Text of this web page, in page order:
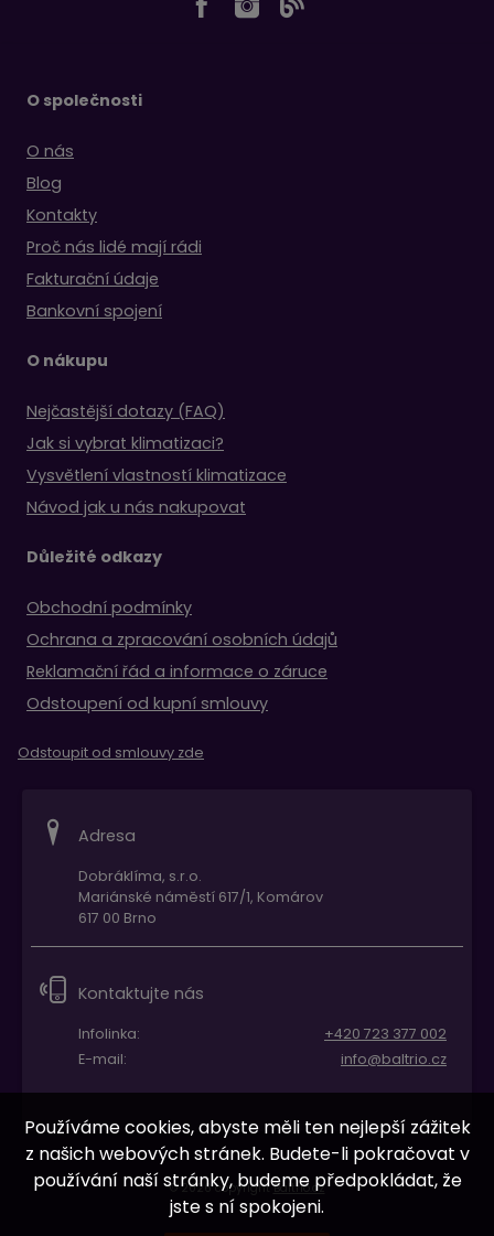
O společnosti
O nás
Blog
Kontakty
Proč nás lidé mají rádi
Fakturační údaje
Bankovní spojení
O nákupu
Nejčastější dotazy (FAQ)
Jak si vybrat klimatizaci?
Vysvětlení vlastností klimatizace
Návod jak u nás nakupovat
Důležité odkazy
Obchodní podmínky
Ochrana a zpracování osobních údajů
Reklamační řád a informace o záruce
Odstoupení od kupní smlouvy
Odstoupit od smlouvy zde
Adresa
Dobráklíma, s.r.o.
Mariánské náměstí 617/1, Komárov
617 00 Brno
Kontaktujte nás
Infolinka:
+420 723 377 002
E-mail:
info@baltrio.cz
© 2026 copyrightBaltrio.cz
Používáme cookies, abyste měli ten nejlepší zážitek
z našich webových stránek. Budete-li pokračovat v
používání naší stránky, budeme předpokládat, že
jste s ní spokojeni.